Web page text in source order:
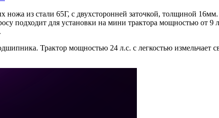
ножа из стали 65Г, с двухсторонней заточкой, толщиной
подходит для установки на мини трактора мощностью от
Трактор мощностью 24 л.с. с легкостью измельчает